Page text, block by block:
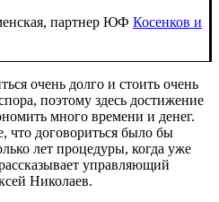
партнер ЮФ Косенков и
очень долго и стоить очень
поэтому здесь достижение
много времени и денег.
что договориться было бы
лет процедуры, когда уже
управляющий
Николаев.